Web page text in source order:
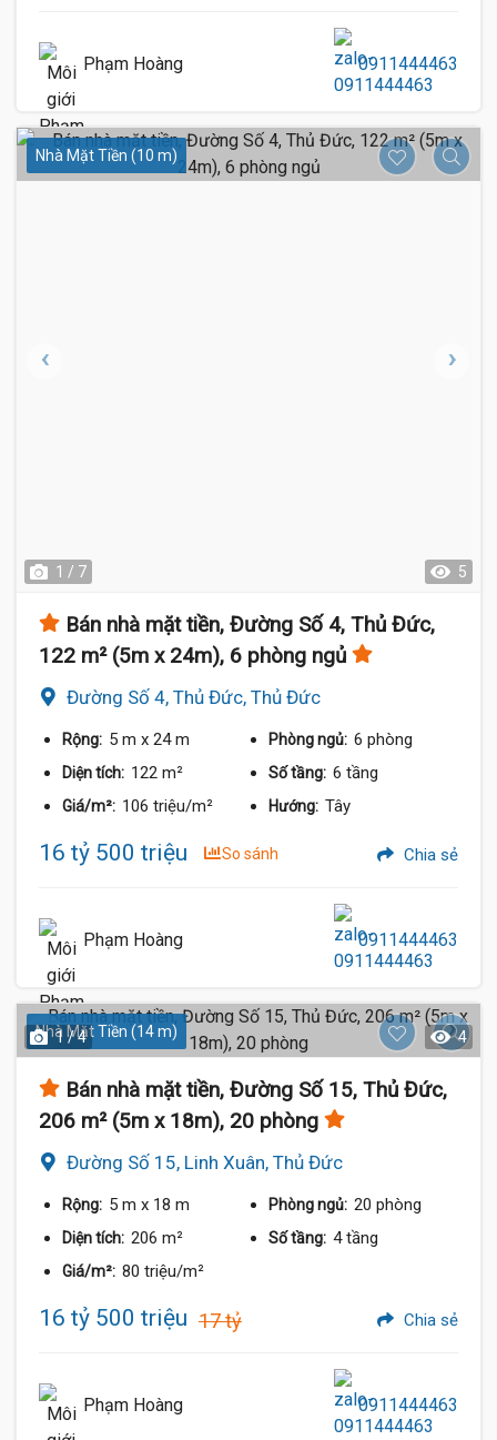
Phạm Hoàng 0911444463
Nhà Mặt Tiền (10 m)
1 / 7 5
Bán nhà mặt tiền, Đường Số 4, Thủ Đức,
122 m² (5m x 24m), 6 phòng ngủ
Đường Số 4, Thủ Đức, Thủ Đức
Rộng: 5 m x 24 m Phòng ngủ: 6 phòng
Diện tích: 122 m² Số tầng: 6 tầng
Giá/m²: 106 triệu/m² Hướng: Tây
16 tỷ 500 triệu So sánh Chia sẻ
Phạm Hoàng 0911444463
Nhà Mặt Tiền (14 m)
1 / 4 4
Bán nhà mặt tiền, Đường Số 15, Thủ Đức,
206 m² (5m x 18m), 20 phòng
Đường Số 15, Linh Xuân, Thủ Đức
Rộng: 5 m x 18 m Phòng ngủ: 20 phòng
Diện tích: 206 m² Số tầng: 4 tầng
Giá/m²: 80 triệu/m²
16 tỷ 500 triệu 17 tỷ Chia sẻ
Phạm Hoàng 0911444463